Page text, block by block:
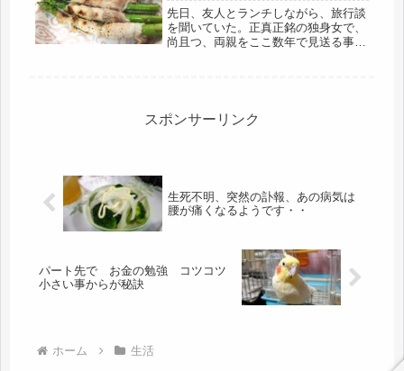
は・・・酒粕味噌汁で温まろ
う
先日、友人とランチしながら、旅行談
を聞いていた。正真正銘の独身女で、
尚且つ、両親をここ数年で見送る事に
護、看...
スポンサーリンク
生死不明、突然の訃報、あの病気は
腰が痛くなるようです・・
パート先で お金の勉強 コツコツ
小さい事からが秘訣
ホーム 生活